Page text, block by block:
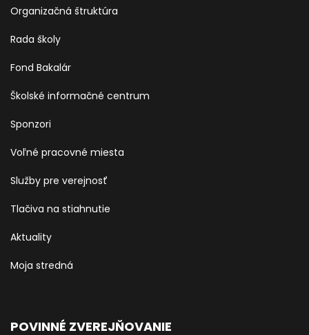
Organizačná štruktúra
Rada školy
Fond Bakalár
Školské informačné centrum
Sponzori
Voľné pracovné miesta
Služby pre verejnosť
Tlačiva na stiahnutie
Aktuality
Moja stredná
POVINNÉ ZVEREJŇOVANIE